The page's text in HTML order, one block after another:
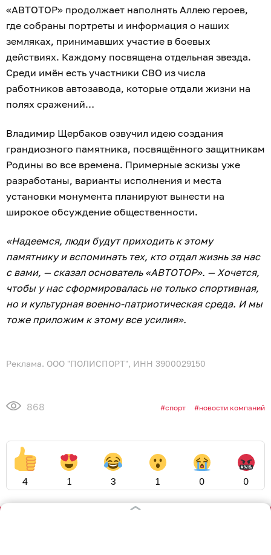
«АВТОТОР» продолжает наполнять Аллею героев,
где собраны портреты и информация о наших
земляках, принимавших участие в боевых
действиях. Каждому посвящена отдельная звезда.
Среди имён есть участники СВО из числа
работников автозавода, которые отдали жизни на
полях сражений…
Владимир Щербаков озвучил идею создания
грандиозного памятника, посвящённого защитникам
Родины во все времена. Примерные эскизы уже
разработаны, варианты исполнения и места
установки монумента планируют вынести на
широкое обсуждение общественности.
«Надеемся, люди будут приходить к этому
памятнику и вспоминать тех, кто отдал жизнь за нас
с вами, — сказал основатель «АВТОТОР». — Хочется,
чтобы у нас сформировалась не только спортивная,
но и культурная военно-патриотическая среда. И мы
тоже приложим к этому все усилия».
Реклама. ООО "ПОЛИСПОРТ", ИНН 3900029150
868 спорт новости компаний
4 1 3 1 0 0